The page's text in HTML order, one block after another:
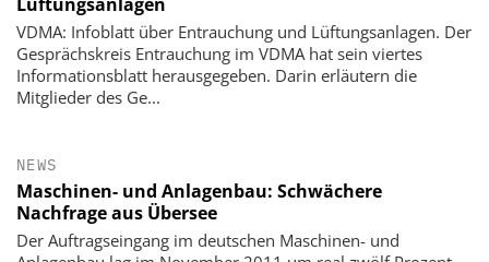
VDMA: Infoblatt über Entrauchung und Lüftungsanlagen. Der
Gesprächskreis Entrauchung im VDMA hat sein viertes
Informationsblatt herausgegeben. Darin erläutern die
Mitglieder des Ge...
NEWS
Maschinen- und Anlagenbau: Schwächere
Nachfrage aus Übersee
Der Auftragseingang im deutschen Maschinen- und